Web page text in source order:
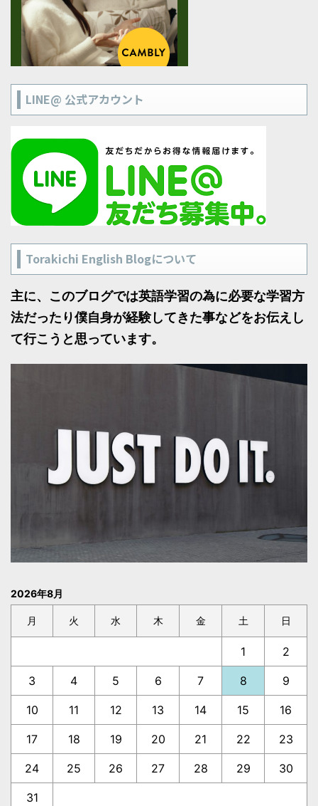
LINE@ 公式アカウント
Torakichi English Blogについて
主に、このブログでは英語学習の為に必要な学習方
法だったり僕自身が経験してきた事などをお伝えし
て行こうと思っています。
2026年8月
月 火 水 木 金 土 日
1 2
3 4 5 6 7 8 9
10 11 12 13 14 15 16
17 18 19 20 21 22 23
24 25 26 27 28 29 30
31